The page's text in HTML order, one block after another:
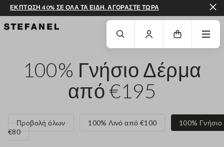
ΜΕΤΆΒΑΣΗ ΣΤΟ ΚΎΡΙΟ ΠΕΡΙΕΧΌΜΕΝΟΚΑΤΕΒΕΊΤΕ ΣΤΟ ΚΆΤΩ ΜΈΡΟΣ
ΕΚΠΤΩΣΗ 40% ΣΕ ΟΛΑ ΤΑ ΕΙΔΗ. ΑΓΟΡΑΣΤΕ ΤΩΡΑ
100% Γνήσιο Δέρμα
από €195
Προβολή όλων 100% Λινό από €100
100%
€80